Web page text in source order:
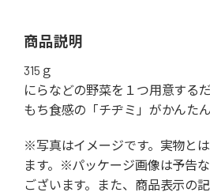
商品説明
315ｇ
にらなどの野菜を１つ用意する
もち食感の「チヂミ」がかんた
※写真はイメージです。実物と
ます。※パッケージ画像は予告
ございます。また、商品表示の